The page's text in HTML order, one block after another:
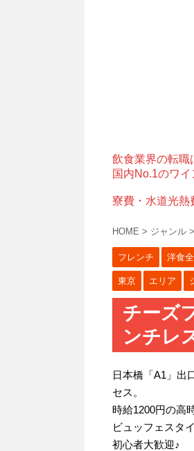
飲食業界の転職
国内No.1のワ
寮費・水道光熱
HOME > ジャンル >
フレンチ 洋食
東京 エリア
チーズ
ンチレ
日本橋「A1」出
セス。
時給1200円の高
ビュッフェスタ
初心者大歓迎♪